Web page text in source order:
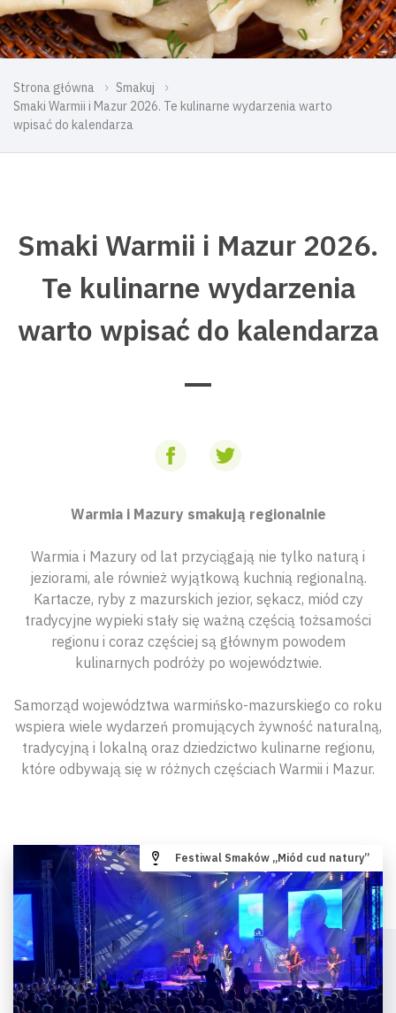
Strona główna
Smakuj
Smaki Warmii i Mazur 2026. Te kulinarne wydarzenia warto
wpisać do kalendarza
Smaki Warmii i Mazur 2026.
Te kulinarne wydarzenia
warto wpisać do kalendarza
Warmia i Mazury smakują regionalnie
Warmia i Mazury od lat przyciągają nie tylko naturą i
jeziorami, ale również wyjątkową kuchnią regionalną.
Kartacze, ryby z mazurskich jezior, sękacz, miód czy
tradycyjne wypieki stały się ważną częścią tożsamości
regionu i coraz częściej są głównym powodem
kulinarnych podróży po województwie.
Samorząd województwa warmińsko-mazurskiego co roku
wspiera wiele wydarzeń promujących żywność naturalną,
tradycyjną i lokalną oraz dziedzictwo kulinarne regionu,
które odbywają się w różnych częściach Warmii i Mazur.
Festiwal Smaków „Miód cud natury”